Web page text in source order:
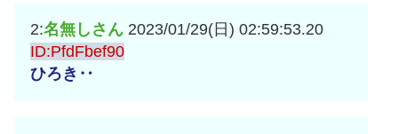
2:名無しさん 2023/01/29(日) 02:59:53.20
ID:PfdFbef90
ひろき‥